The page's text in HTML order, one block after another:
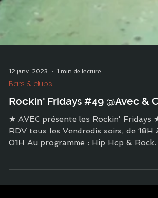
12 janv. 2023 1 min de lecture
Rockin' Fridays #49 @Avec &
★ AVEC présente les Rockin' Fridays ★
01H Au programme : Hip Hop & Rock